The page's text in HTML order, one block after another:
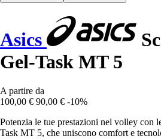
Asics
Gel-Task MT 5
A partire da
100,00 € 90,00 € -10%
Potenzia le tue prestazioni nel volley con
Task MT 5, che uniscono comfort e